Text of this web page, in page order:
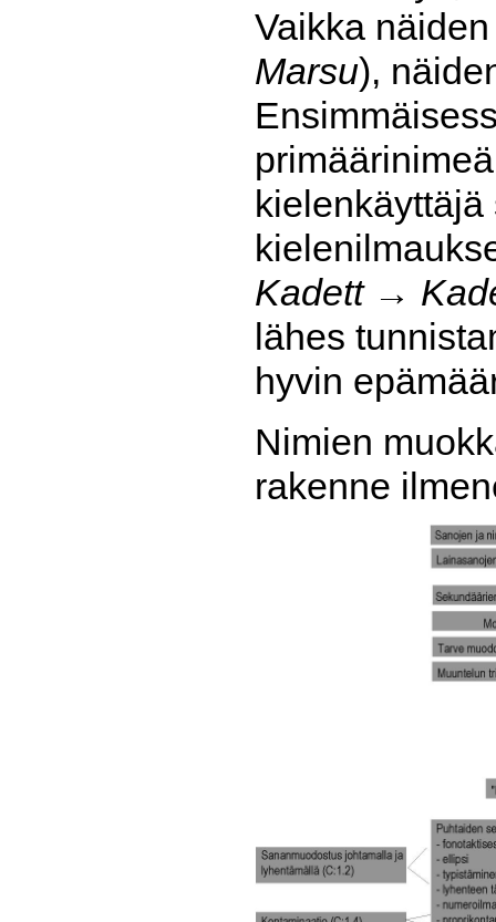
Vaikka
Marsu),
Kadett→
lähes
hyvin
Nimien
rakenne